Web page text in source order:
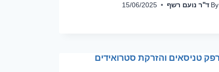
By ד''ר נועם רשף 15/06/2025